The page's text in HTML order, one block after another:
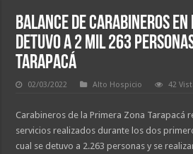
Balance de Carabineros
detuvo a 2 mil 263
Tarapacá
02/03/2022 Alto Hospicio 42
Carabineros de la Primera Zona Tarapacá
servicios realizados durante los dos
cual se detuvo a 2.263 personas y se